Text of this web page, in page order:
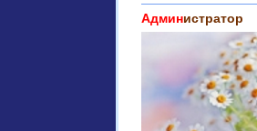
Администратор